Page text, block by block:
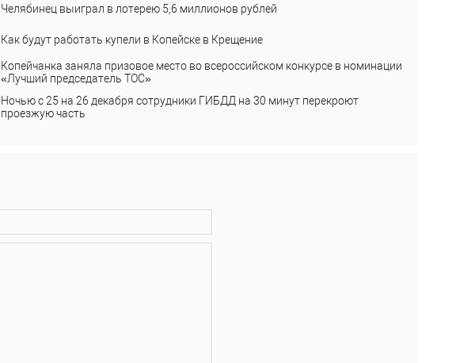
Челябинец выиграл в лотерею 5,6 миллионов рублей
Как будут работать купели в Копейске в Крещение
Копейчанка заняла призовое место во всероссийском конкурсе в номинации
«Лучший председатель ТОС»
Ночью с 25 на 26 декабря сотрудники ГИБДД на 30 минут перекроют
проезжую часть